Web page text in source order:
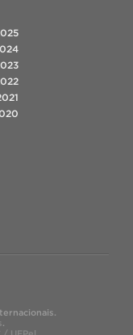
.
/ UFPel